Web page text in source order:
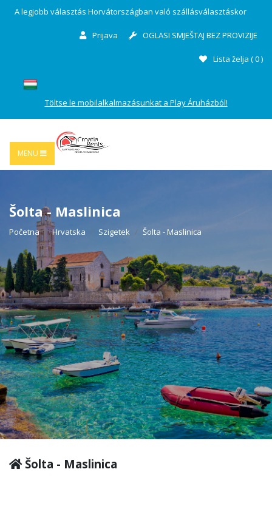
A legjobb választás Horvátországban való szállásválasztáskor
Prijava OGLASI SMJEŠTAJ BEZ PROVIZIJE
Lista želja (0)
Töltse le mobilalkalmazásunkat a Play Áruházból!
MENU
Šolta - Maslinica
Početna Hrvatska Szigetek Šolta - Maslinica
Šolta - Maslinica